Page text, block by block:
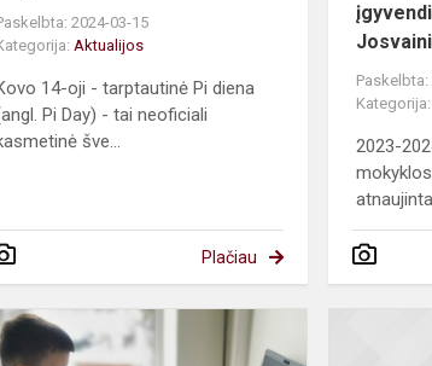
2024-03-15
Aktualijos
14-oji - tarptautinė Pi diena
Pi Day) - tai neoficiali
šve...
Plačiau
2023-